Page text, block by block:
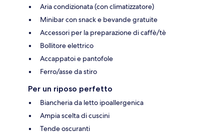
Aria condizionata (con climatizzatore)
Minibar con snack e bevande gratuite
Accessori per la preparazione di caffè/tè
Bollitore elettrico
Accappatoi e pantofole
Ferro/asse da stiro
Per un riposo perfetto
Biancheria da letto ipoallergenica
Ampia scelta di cuscini
Tende oscuranti